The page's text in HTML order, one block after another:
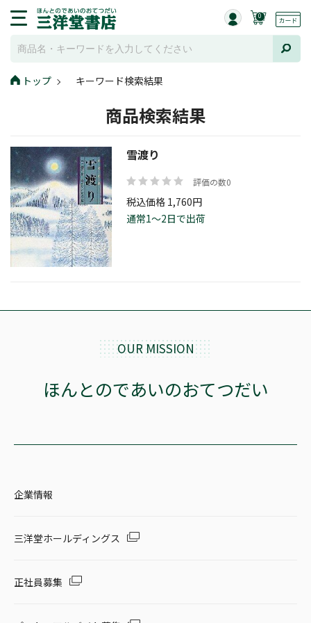
0
トップ キーワード検索結果
商品検索結果
雪渡り
評価の数0
税込価格 1,760円
通常1～2日で出荷
OUR MISSION
ほんとのであいのおてつだい
企業情報
三洋堂ホールディングス
正社員募集